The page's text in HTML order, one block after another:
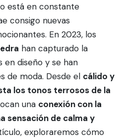
está en constante
consigo nuevas
En 2023, los
han capturado la
diseño y se han
de moda. Desde el cálido y
los tonos terrosos de la
una conexión con la
sensación de calma y
exploraremos cómo